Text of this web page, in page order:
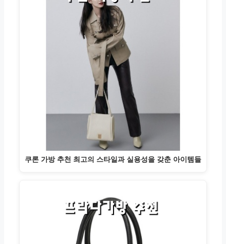
쿠론 가방 추천 최고의 스타일과 실용성을 갖춘 아이템들